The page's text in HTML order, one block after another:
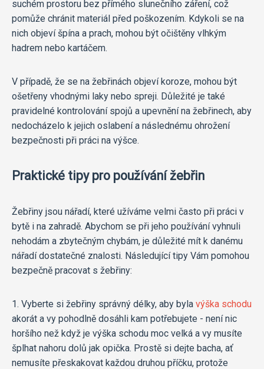
suchém prostoru bez přímého slunečního záření, což
pomůže chránit materiál před poškozením. Kdykoli se na
nich objeví špína a prach, mohou být očištěny vlhkým
hadrem nebo kartáčem.
V případě, že se na žebřinách objeví koroze, mohou být
ošetřeny vhodnými laky nebo spreji. Důležité je také
pravidelné kontrolování spojů a upevnění na žebřinech, aby
nedocházelo k jejich oslabení a následnému ohrožení
bezpečnosti při práci na výšce.
Praktické tipy pro používání žebřin
Žebřiny jsou nářadí, které užíváme velmi často při práci v
bytě i na zahradě. Abychom se při jeho používání vyhnuli
nehodám a zbytečným chybám, je důležité mít k danému
nářadí dostatečné znalosti. Následující tipy Vám pomohou
bezpečně pracovat s žebřiny:
1. Vyberte si žebřiny správný délky, aby byla výška schodu
akorát a vy pohodlně dosáhli kam potřebujete - není nic
horšího než když je výška schodu moc velká a vy musíte
šplhat nahoru dolů jak opička. Prostě si dejte bacha, ať
nemusíte přeskakovat každou druhou příčku, protože